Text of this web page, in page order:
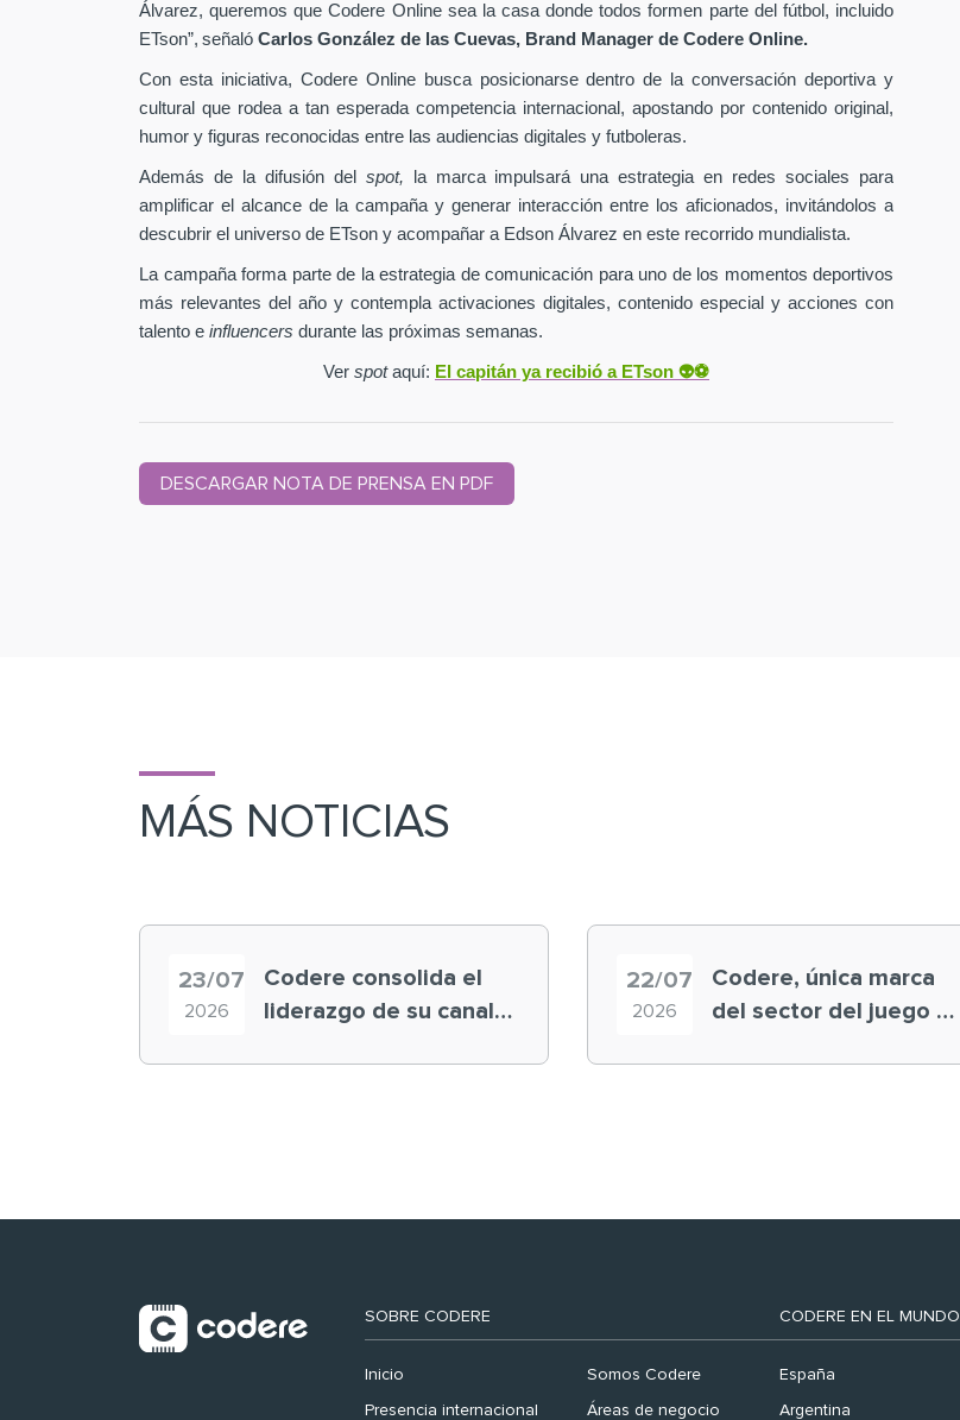
Álvarez, queremos que Codere Online sea la casa donde todos formen parte del fútbol, incluido
ETson”, señaló Carlos González de las Cuevas, Brand Manager de Codere Online.
Con esta iniciativa, Codere Online busca posicionarse dentro de la conversación deportiva y
cultural que rodea a tan esperada competencia internacional, apostando por contenido original,
humor y figuras reconocidas entre las audiencias digitales y futboleras.
Además de la difusión del spot,
la marca impulsará una estrategia en redes sociales para
amplificar el alcance de la campaña y generar interacción entre los aficionados, invitándolos a
descubrir el universo de ETson y acompañar a Edson Álvarez en este recorrido mundialista.
La campaña forma parte de la estrategia de comunicación para uno de los momentos deportivos
más relevantes del año y contempla activaciones digitales, contenido especial y acciones con
talento e influencers durante las próximas semanas.
Ver spotaquí: El capitán ya recibió a ETson 👽⚽️
DESCARGAR NOTA DE PRENSA EN PDF
MÁS NOTICIAS
23/07
2026
Codere consolida el
liderazgo de su canal
22/07
2026
Codere, única marca
del sector del juego en
SOBRE CODERE
Inicio Somos Codere
Presencia internacional Áreas de negocio
CODERE EN EL MUNDO
España
Argentina